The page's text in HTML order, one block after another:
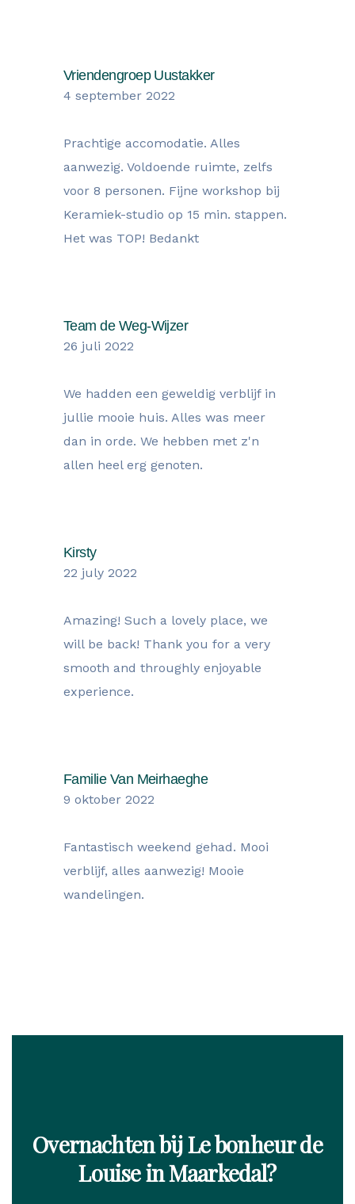
Vriendengroep Uustakker
4 september 2022
Prachtige accomodatie. Alles
aanwezig. Voldoende ruimte, zelfs
voor 8 personen. Fijne workshop bij
Keramiek-studio op 15 min. stappen.
Het was TOP! Bedankt
Team de Weg-Wijzer
26 juli 2022
We hadden een geweldig verblijf in
jullie mooie huis. Alles was meer
dan in orde. We hebben met z'n
allen heel erg genoten.
Kirsty
22 july 2022
Amazing! Such a lovely place, we
will be back! Thank you for a very
smooth and throughly enjoyable
experience.
Familie Van Meirhaeghe
9 oktober 2022
Fantastisch weekend gehad. Mooi
verblijf, alles aanwezig! Mooie
wandelingen.
Overnachten bij Le bonheur de
Louise in Maarkedal?